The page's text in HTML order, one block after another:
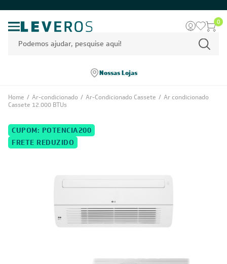
0
Nossas Lojas
Home / Ar-condicionado / Ar-Condicionado Cassete / Ar condicionado
Cassete 12.000 BTUs
CUPOM: POTENCIA200
FRETE REDUZIDO